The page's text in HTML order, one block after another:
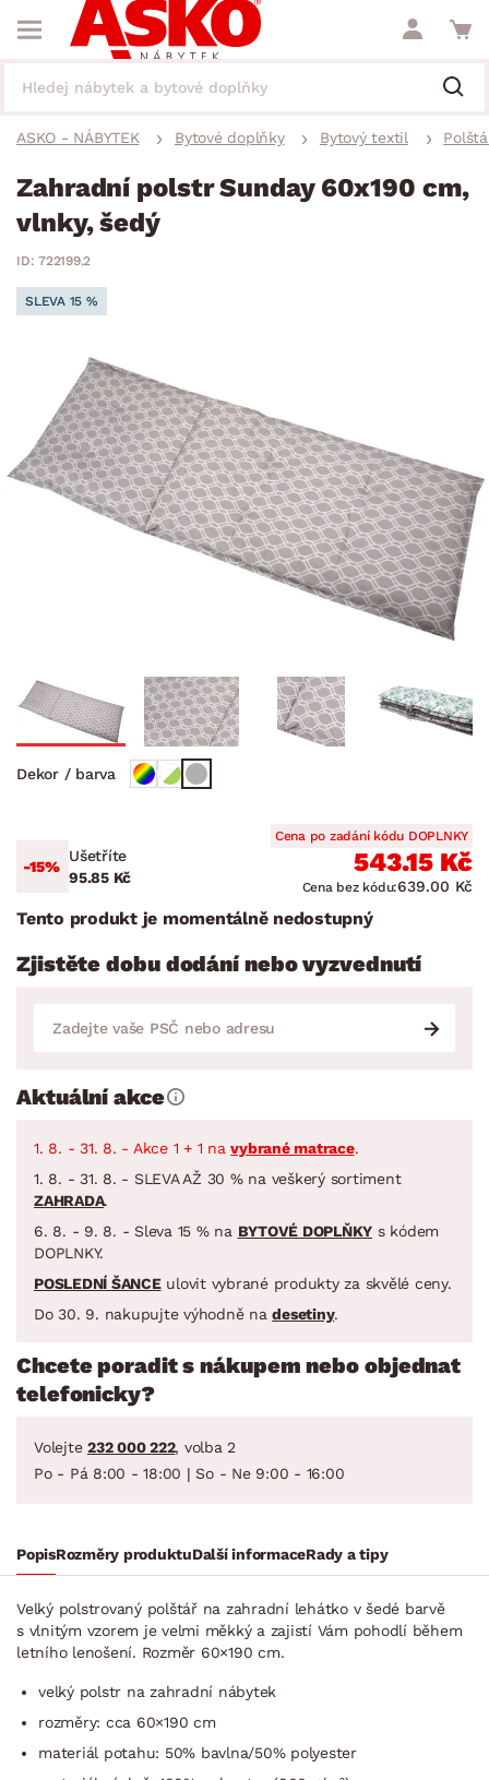
ASKO - NÁBYTEK Bytové doplňky Bytový textil
Zahradní polstr Sunday 60x190 cm,
vlnky, šedý
ID: 722199.2
SLEVA 15 %
Dekor / barva
-15%
Ušetříte
95.85 Kč
Cena po zadání kódu DOPLNKY
543.15 Kč
Cena bez kódu:639.00 Kč
Tento produkt je momentálně nedostupný
Zjistěte dobu dodání nebo vyzvednutí
Aktuální akce
1. 8. - 31. 8. - Akce 1 + 1 navybrané matrace.
1. 8. - 31. 8. - SLEVA AŽ 30 % na veškerý sortiment
ZAHRADA.
6. 8. - 9. 8. - Sleva 15 % na BYTOVÉ DOPLŇKY s kódem
DOPLNKY.
POSLEDNÍ ŠANCEulovit vybrané produkty za skvělé ceny.
Do 30. 9. nakupujte výhodně nadesetiny.
Chcete poradit s nákupem nebo objednat
telefonicky?
Volejte 232 000 222, volba 2
Po - Pá 8:00 - 18:00 | So - Ne 9:00 - 16:00
PopisRozměry produktuDalší informaceRady a tipy
Velký polstrovaný polštář na zahradní lehátko v šedé barvě
s vlnitým vzorem je velmi měkký a zajistí Vám pohodlí během
letního lenošení. Rozměr 60×190 cm.
velký polstr na zahradní nábytek
rozměry: cca 60×190 cm
materiál potahu: 50% bavlna/50% polyester